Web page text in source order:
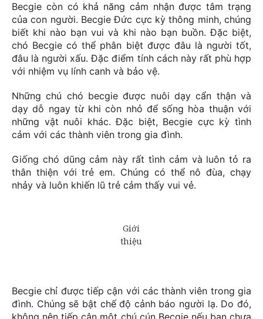
Becgie còn có khả năng cảm nhận được tâm trạng
của con người. Becgie Đức cực kỳ thông minh, chúng
biết khi nào bạn vui và khi nào bạn buồn. Đặc biệt,
chó Becgie có thể phân biệt được đâu là người tốt,
đâu là người xấu. Đặc điểm tính cách này rất phù hợp
với nhiệm vụ lính canh và bảo vệ.
Những chú chó becgie được nuôi dạy cẩn thận và
dạy dỗ ngay từ khi còn nhỏ để sống hòa thuận với
những vật nuôi khác. Đặc biệt, Becgie cực kỳ tình
cảm với các thành viên trong gia đình.
Giống chó dũng cảm này rất tình cảm và luôn tỏ ra
thân thiện với trẻ em. Chúng có thể nô đùa, chạy
nhảy và luôn khiến lũ trẻ cảm thấy vui vẻ.
Becgie chỉ được tiếp cận với các thành viên trong gia
đình. Chúng sẽ bật chế độ cảnh báo người lạ. Do đó,